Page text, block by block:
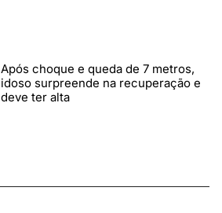
Após choque e queda de 7 metros,
idoso surpreende na recuperação e
deve ter alta